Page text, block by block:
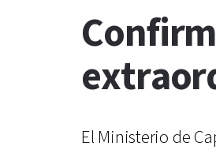
El Ministerio de